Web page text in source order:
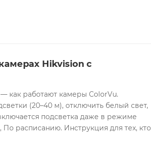
Hikvision с
как работают камеры ColorVu.
(20–40 м), отключить белый свет,
подсветка даже в режиме
расписанию. Инструкция для тех, кто